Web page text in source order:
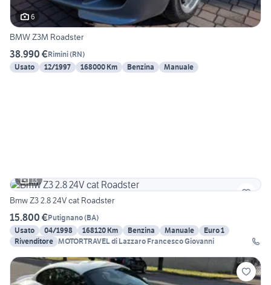
6
BMW Z3M Roadster
38.990 €Rimini(RN)
Usato
12/1997 168000 Km Benzina Manuale
13
Bmw Z3 2.8 24V cat Roadster
15.800 €Putignano(BA)
Usato
04/1998 168120 Km Benzina Manuale
Euro 1
Rivenditore MOTORTRAVEL di Lazzaro Francesco Giovanni